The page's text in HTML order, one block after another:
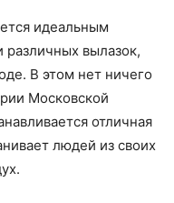
идеальным
различных вылазок,
В этом нет ничего
Московской
отличная
людей из своих